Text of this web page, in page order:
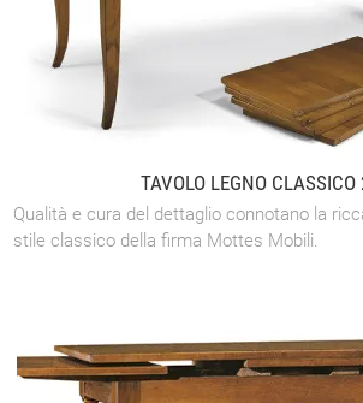
TAVOLO LEGNO CLASSICO
Qualità e cura del dettaglio connotano la
stile classico della firma Mottes Mobili.